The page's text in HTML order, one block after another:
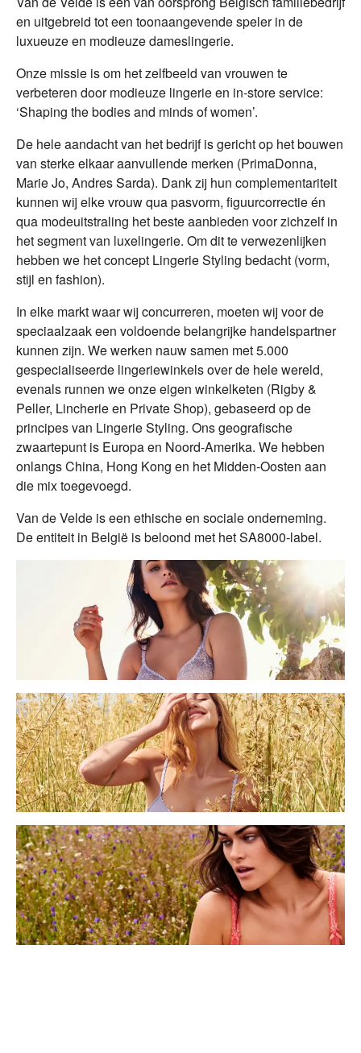
en uitgebreid tot een toonaangevende speler in de
luxueuze en modieuze dameslingerie.
Onze missie is om het zelfbeeld van vrouwen te
verbeteren door modieuze lingerie en in-store service:
‘Shaping the bodies and minds of women’.
De hele aandacht van het bedrijf is gericht op het bouwen
van sterke elkaar aanvullende merken (PrimaDonna,
Marie Jo, Andres Sarda). Dank zij hun complementariteit
kunnen wij elke vrouw qua pasvorm, figuurcorrectie én
qua modeuitstraling het beste aanbieden voor zichzelf in
het segment van luxelingerie. Om dit te verwezenlijken
hebben we het concept Lingerie Styling bedacht (vorm,
stijl en fashion).
In elke markt waar wij concurreren, moeten wij voor de
speciaalzaak een voldoende belangrijke handelspartner
kunnen zijn. We werken nauw samen met 5.000
gespecialiseerde lingeriewinkels over de hele wereld,
evenals runnen we onze eigen winkelketen (Rigby &
Peller, Lincherie en Private Shop), gebaseerd op de
principes van Lingerie Styling. Ons geografische
zwaartepunt is Europa en Noord-Amerika. We hebben
onlangs China, Hong Kong en het Midden-Oosten aan
die mix toegevoegd.
Van de Velde is een ethische en sociale onderneming.
De entiteit in België is beloond met het SA8000-label.